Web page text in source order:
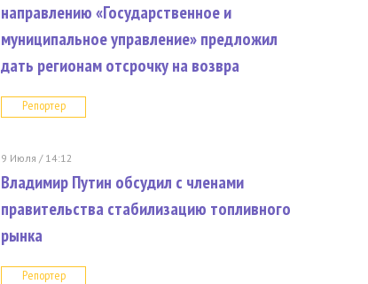
направлению «Государственное и
муниципальное управление» предложил
дать регионам отсрочку на возвра
Репортер
9 Июля / 14:12
Владимир Путин обсудил с членами
правительства стабилизацию топливного
рынка
Репортер